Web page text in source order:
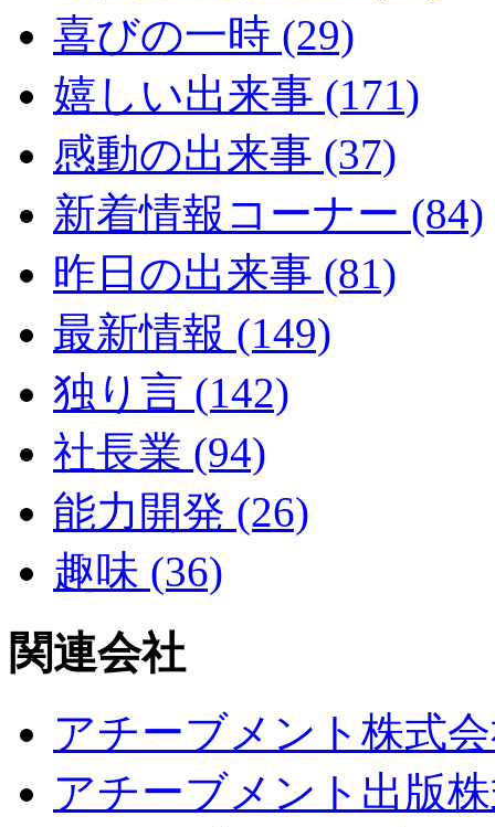
喜びの一時 (29)
嬉しい出来事 (171)
感動の出来事 (37)
新着情報コーナー (84)
昨日の出来事 (81)
最新情報 (149)
独り言 (142)
社長業 (94)
能力開発 (26)
趣味 (36)
関連会社
アチーブメント株式
アチーブメント出版